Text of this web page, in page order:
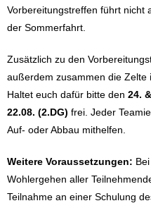
Vorbereitungstreffen führt nicht
der Sommerfahrt.
Zusätzlich zu den
außerdem zusammen die Zelte
Haltet euch dafür bitte den 24.
22.08. (2.DG) frei. Jeder
Auf- oder Abbau mithelfen.
Weitere Voraussetzungen:
Wohlergehen aller
Teilnahme an einer Schulung